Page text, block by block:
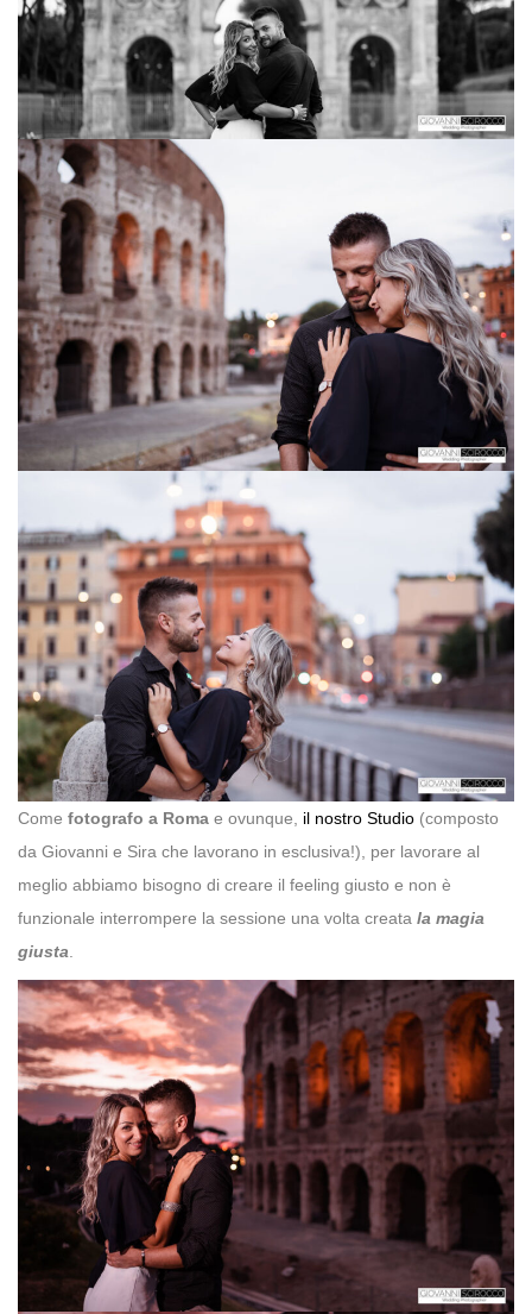
Come fotografo a Roma e ovunque, il nostro Studio (composto
da Giovanni e Sira che lavorano in esclusiva!), per lavorare al
meglio abbiamo bisogno di creare il feeling giusto e non è
funzionale interrompere la sessione una volta creata la magia
giusta.